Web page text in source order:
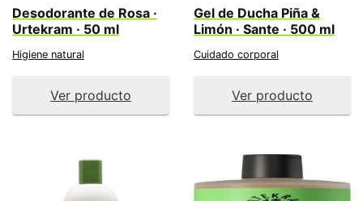
Desodorante de Rosa ·
Urtekram · 50 ml
Higiene natural
Ver producto
Gel de Ducha Piña &
Limón · Sante · 500 ml
Cuidado corporal
Ver producto